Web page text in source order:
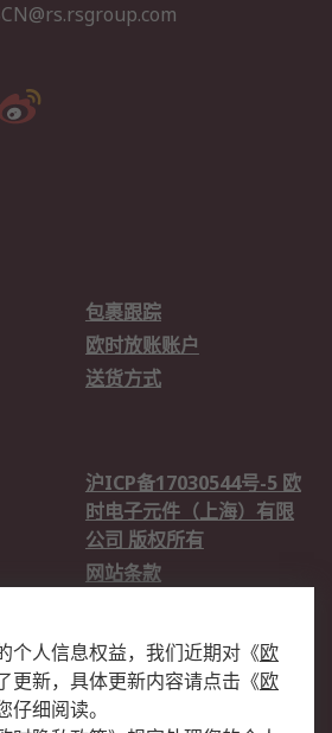
包裹跟踪
欧时放账账户
送货方式
沪ICP备17030544号-5 欧
时电子元件（上海）有限
公司 版权所有
网站条款
账户和付款
个人信息权益，我们近期对 《欧
更新，具体更新内容请点击 《欧
仔细阅读。